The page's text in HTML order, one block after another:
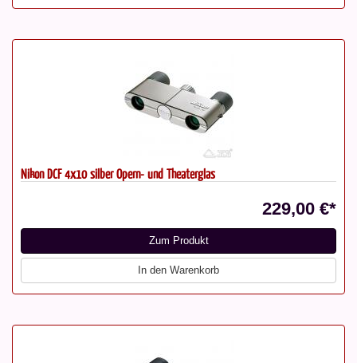
Nikon DCF 4x10 silber Opern- und Theaterglas
229,00 €*
Zum Produkt
In den Warenkorb